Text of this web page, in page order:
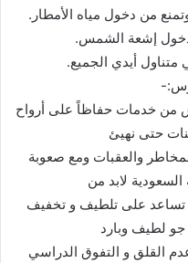
من دخول میاه الأمطار.
دخول إشعة الشمس.
متناول أیدي الجمیع.
من خدمات حفاظاً على أرواح
حتى نھیئ
والعقبات ومع صعوبة
السعودیة لابد من
تساعد على تلطیف و تخفیف
لطیف وبارد
القلق و التفوق الدراسي